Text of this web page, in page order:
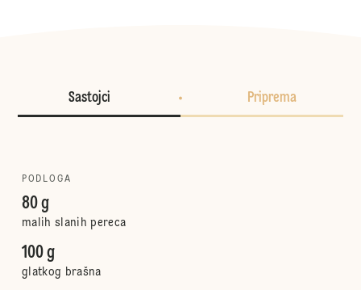
Sastojci Priprema
PODLOGA
80 g
malih slanih pereca
100 g
glatkog brašna